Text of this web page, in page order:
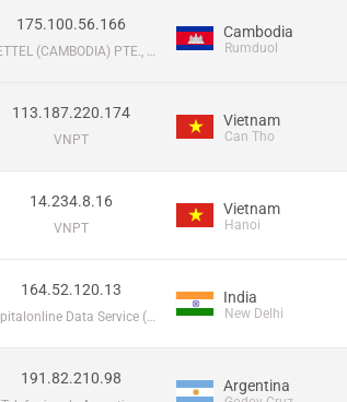
175.100.56.166
VIETTEL (CAMBODIA) PTE., LTD
Cambodia
Rumduol
113.187.220.174
VNPT
Vietnam
Can Tho
14.234.8.16
VNPT
Vietnam
Hanoi
164.52.120.13
Capitalonline Data Service (HK) Co
India
New Delhi
191.82.210.98 Argentina